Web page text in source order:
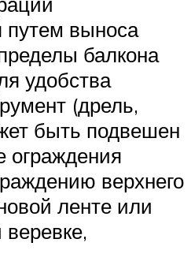
путем выноса
балкона
удобства
(дрель,
быть подвешен
ограждения
верхнего
ленте или